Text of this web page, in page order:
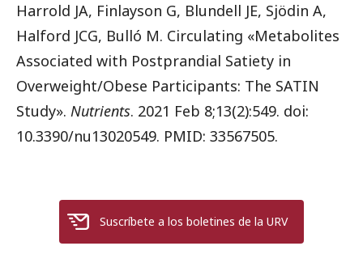
Harrold JA, Finlayson G, Blundell JE, Sjödin A,
Halford JCG, Bulló M. Circulating «Metabolites
Associated with Postprandial Satiety in
Overweight/Obese Participants: The SATIN
Study». Nutrients. 2021 Feb 8;13(2):549. doi:
10.3390/nu13020549. PMID: 33567505.
Suscríbete a los boletines de la URV